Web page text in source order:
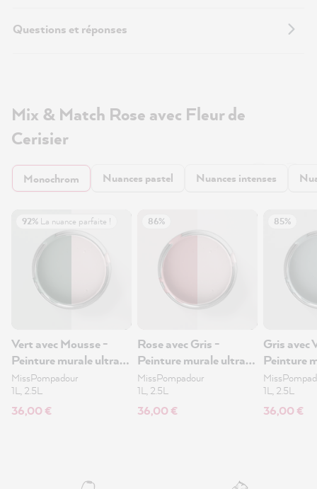
Questions et réponses
Mix & Match Rose avec Fleur de
Cerisier
Monochrom Nuances pastel Nuances intenses
92% La nuance parfaite !
Vert avec Mousse -
Peinture murale ultra-
mate 1L
MissPompadour
1L, 2.5L
36,00 €
86%
Rose avec Gris -
Peinture murale ultra-
mate 1L
MissPompadour
1L, 2.5L
36,00 €
85%
Gris avec
Peinture
mate 1L
1L, 2.5L
36,00 €